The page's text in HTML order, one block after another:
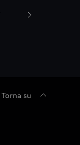
Torna su